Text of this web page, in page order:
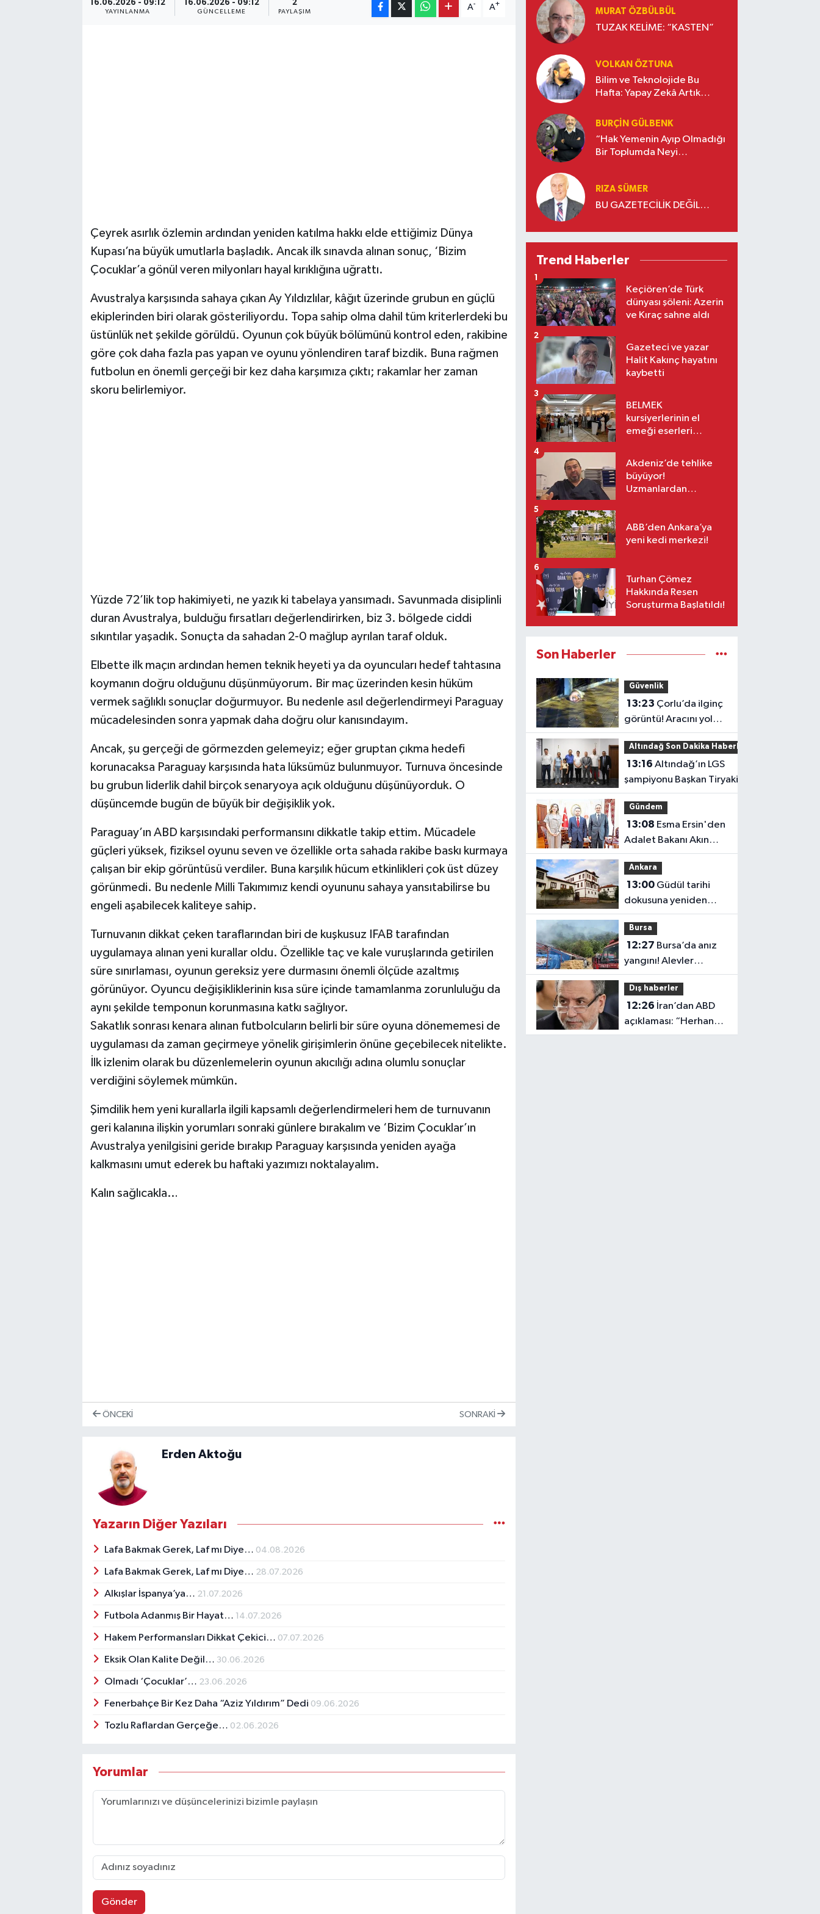
16.06.2026 - 09:12
YAYINLANMA
16.06.2026 - 09:12
GÜNCELLEME
2
PAYLAŞIM
A- A+
Çeyrek asırlık özlemin ardından yeniden katılma hakkı elde ettiğimiz Dünya
Kupası’na büyük umutlarla başladık. Ancak ilk sınavda alınan sonuç, ‘Bizim
Çocuklar’a gönül veren milyonları hayal kırıklığına uğrattı.
Avustralya karşısında sahaya çıkan Ay Yıldızlılar, kâğıt üzerinde grubun en güçlü
ekiplerinden biri olarak gösteriliyordu. Topa sahip olma dahil tüm kriterlerdeki bu
üstünlük net şekilde görüldü. Oyunun çok büyük bölümünü kontrol eden, rakibine
göre çok daha fazla pas yapan ve oyunu yönlendiren taraf bizdik. Buna rağmen
futbolun en önemli gerçeği bir kez daha karşımıza çıktı; rakamlar her zaman
skoru belirlemiyor.
Yüzde 72’lik top hakimiyeti, ne yazık ki tabelaya yansımadı. Savunmada disiplinli
duran Avustralya, bulduğu fırsatları değerlendirirken, biz 3. bölgede ciddi
sıkıntılar yaşadık. Sonuçta da sahadan 2-0 mağlup ayrılan taraf olduk.
Elbette ilk maçın ardından hemen teknik heyeti ya da oyuncuları hedef tahtasına
koymanın doğru olduğunu düşünmüyorum. Bir maç üzerinden kesin hüküm
vermek sağlıklı sonuçlar doğurmuyor. Bu nedenle asıl değerlendirmeyi Paraguay
mücadelesinden sonra yapmak daha doğru olur kanısındayım.
Ancak, şu gerçeği de görmezden gelemeyiz; eğer gruptan çıkma hedefi
korunacaksa Paraguay karşısında hata lüksümüz bulunmuyor. Turnuva öncesinde
bu grubun liderlik dahil birçok senaryoya açık olduğunu düşünüyorduk. O
düşüncemde bugün de büyük bir değişiklik yok.
Paraguay’ın ABD karşısındaki performansını dikkatle takip ettim. Mücadele
güçleri yüksek, fiziksel oyunu seven ve özellikle orta sahada rakibe baskı kurmaya
çalışan bir ekip görüntüsü verdiler. Buna karşılık hücum etkinlikleri çok üst düzey
görünmedi. Bu nedenle Milli Takımımız kendi oyununu sahaya yansıtabilirse bu
engeli aşabilecek kaliteye sahip.
Turnuvanın dikkat çeken taraflarından biri de kuşkusuz IFAB tarafından
uygulamaya alınan yeni kurallar oldu. Özellikle taç ve kale vuruşlarında getirilen
süre sınırlaması, oyunun gereksiz yere durmasını önemli ölçüde azaltmış
görünüyor. Oyuncu değişikliklerinin kısa süre içinde tamamlanma zorunluluğu da
aynı şekilde temponun korunmasına katkı sağlıyor.
Sakatlık sonrası kenara alınan futbolcuların belirli bir süre oyuna dönememesi de
uygulaması da zaman geçirmeye yönelik girişimlerin önüne geçebilecek nitelikte.
İlk izlenim olarak bu düzenlemelerin oyunun akıcılığı adına olumlu sonuçlar
verdiğini söylemek mümkün.
Şimdilik hem yeni kurallarla ilgili kapsamlı değerlendirmeleri hem de turnuvanın
geri kalanına ilişkin yorumları sonraki günlere bırakalım ve ‘Bizim Çocuklar’ın
Avustralya yenilgisini geride bırakıp Paraguay karşısında yeniden ayağa
kalkmasını umut ederek bu haftaki yazımızı noktalayalım.
Kalın sağlıcakla…
ÖNCEKI SONRAKI
Erden Aktoğu
Yazarın Diğer Yazıları
Lafa Bakmak Gerek, Laf mı Diye… 04.08.2026
Lafa Bakmak Gerek, Laf mı Diye… 28.07.2026
Alkışlar İspanya’ya… 21.07.2026
Futbola Adanmış Bir Hayat… 14.07.2026
Hakem Performansları Dikkat Çekici… 07.07.2026
Eksik Olan Kalite Değil… 30.06.2026
Olmadı ‘Çocuklar’… 23.06.2026
Fenerbahçe Bir Kez Daha “Aziz Yıldırım” Dedi 09.06.2026
Tozlu Raflardan Gerçeğe… 02.06.2026
Yorumlar
Gönder
MURAT ÖZBÜLBÜL
TUZAK KELİME: “KASTEN”
VOLKAN ÖZTUNA
Bilim ve Teknolojide Bu
Hafta: Yapay Zekâ Artık
BURÇIN GÜLBENK
“Hak Yemenin Ayıp Olmadığı
Bir Toplumda Neyi
RIZA SÜMER
BU GAZETECİLİK DEĞİL…
Trend Haberler
Keçiören’de Türk
dünyası şöleni: Azerin
ve Kıraç sahne aldı
1
Gazeteci ve yazar
Halit Kakınç hayatını
kaybetti
2
BELMEK
kursiyerlerinin el
emeği eserleri
3
Akdeniz’de tehlike
büyüyor!
Uzmanlardan
4
ABB’den Ankara’ya
yeni kedi merkezi!
5
Turhan Çömez
Hakkında Resen
Soruşturma Başlatıldı!
6
Son Haberler
Güvenlik
13:23
görüntü! Aracını yol
ortasında bırakıp
kaldırımda uyudu
Altındağ Son Dakika Haberleri
13:16 Altındağ’ın LGS
şampiyonu Başkan Tiryaki’yi
ziyaret etti
Gündem
13:08
Adalet Bakanı Akın
Gürlek ve TİKA Başkanı
Abdullah Eren'e
ziyaret
Ankara
13:00
dokusuna yeniden
kavuştu
Bursa
12:27
yangını! Alevler
ormana sıçramadan
söndürüldü
Dış haberler
12:26
açıklaması: “Herhangi
bir müzakere
Kültür & Sanat
Resmi İlanlar